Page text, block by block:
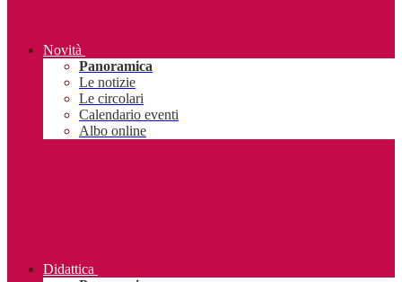
Novità
Panoramica
Le notizie
Le circolari
Calendario eventi
Albo online
Didattica